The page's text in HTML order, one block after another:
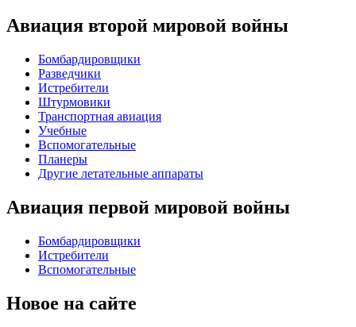
Авиация второй мировой войны
Бомбардировщики
Разведчики
Истребители
Штурмовики
Транспортная авиация
Учебные
Вспомогательные
Планеры
Другие летательные аппараты
Авиация первой мировой войны
Бомбардировщики
Истребители
Вспомогательные
Новое на сайте